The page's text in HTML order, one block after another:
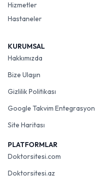
Hizmetler
Hastaneler
KURUMSAL
Hakkımızda
Bize Ulaşın
Gizlilik Politikası
Google Takvim
Site Haritası
PLATFORMLAR
Doktorsitesi.com
Doktorsitesi.az